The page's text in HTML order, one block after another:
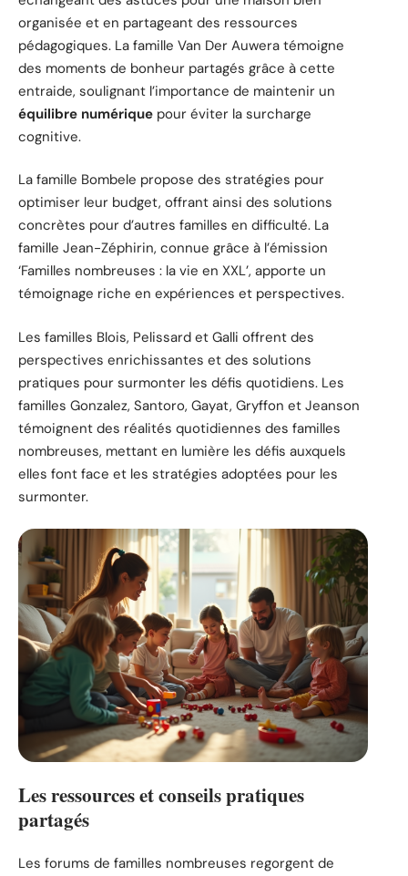
organisée et en partageant des ressources
pédagogiques. La famille Van Der Auwera témoigne
des moments de bonheur partagés grâce à cette
entraide, soulignant l’importance de maintenir un
équilibre numérique pour éviter la surcharge
cognitive.
La famille Bombele propose des stratégies pour
optimiser leur budget, offrant ainsi des solutions
concrètes pour d’autres familles en difficulté. La
famille Jean-Zéphirin, connue grâce à l’émission
‘Familles nombreuses : la vie en XXL’, apporte un
témoignage riche en expériences et perspectives.
Les familles Blois, Pelissard et Galli offrent des
perspectives enrichissantes et des solutions
pratiques pour surmonter les défis quotidiens. Les
familles Gonzalez, Santoro, Gayat, Gryffon et Jeanson
témoignent des réalités quotidiennes des familles
nombreuses, mettant en lumière les défis auxquels
elles font face et les stratégies adoptées pour les
surmonter.
Les ressources et conseils pratiques
partagés
Les forums de familles nombreuses regorgent de